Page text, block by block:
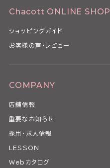
Chacott ONLINE SHOP
ショッピングガイド
お客様の声・レビュー
COMPANY
店舗情報
重要なお知らせ
採用・求人情報
LESSON
Webカタログ